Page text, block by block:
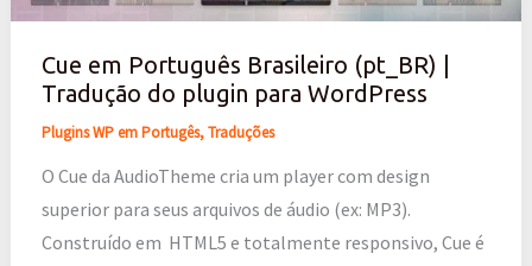
Cue em Português Brasileiro (pt_BR) |
Tradução do plugin para WordPress
Plugins WP em Portugês,Traduções
O Cue da AudioTheme cria um player com design
superior para seus arquivos de áudio (ex: MP3).
Construído em HTML5 e totalmente responsivo, Cue é
Tradução
do
plugin
para
WordPress